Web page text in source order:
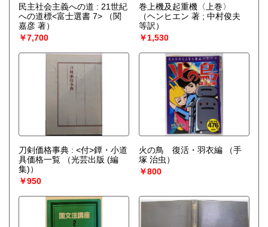
民主社会主義への道 : 21世紀
への道標<富士選書 7>
（関
嘉彦 著）
￥7,700
巻上機及起重機〈上巻〉
（ヘンヒエン 著 ; 中村俊夫
等訳）
￥1,530
刀剣価格事典 : <付>鐔・小道
具価格一覧
（光芸出版 (編
集)）
￥950
火の鳥 復活・羽衣編
（手
塚 治虫）
￥800